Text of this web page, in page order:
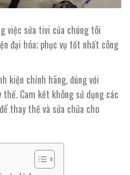
việc sửa tivi của chúng tôi
đại hóa; phục vụ tốt nhất công
kiện chính hãng, đúng với
Cam kết không sử dụng các
thay thế và sửa chữa cho